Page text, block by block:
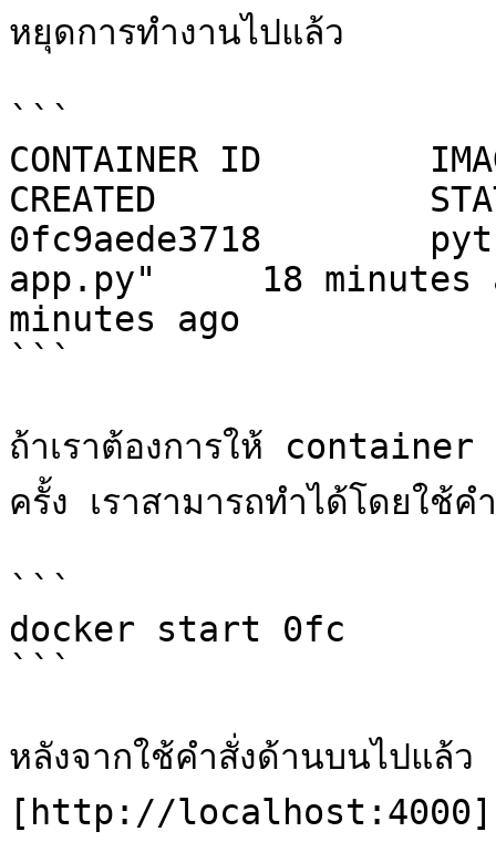
หยุดการทำงานไปแล้ว
```
CONTAINER ID
CREATED
0fc9aede3718
app.py"     18
minutes ago
```
ถ้าเราต้องการให้ container
ครั้ง เราสามารถทำได้โดยใช้ค
```
docker start 0fc
```
หลังจากใช้คำสั่งด้านบนไปแล้ว
[http://